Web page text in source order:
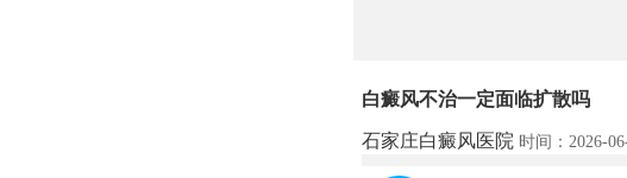
白癜风不治一定面临扩散吗
石家庄白癜风医院 时间：2026-